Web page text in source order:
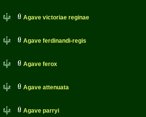
Agave victoriae reginae
Agave ferdinandi-regis
Agave ferox
Agave attenuata
Agave parryi